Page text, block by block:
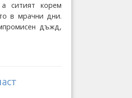
ситият корем
в мрачни дни.
дъжд,